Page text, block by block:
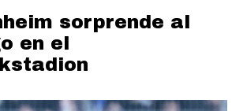
sorprende al
en el